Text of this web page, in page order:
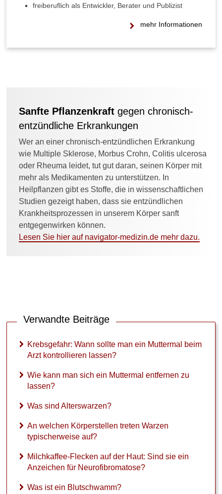
freiberuflich als Entwickler, Berater und Publizist
mehr Informationen
Sanfte Pflanzenkraft gegen chronisch-
entzündliche Erkrankungen
Wer an einer chronisch-entzündlichen Erkrankung
wie Multiple Sklerose, Morbus Crohn, Colitis ulcerosa
oder Rheuma leidet, tut gut daran, seinen Körper mit
mehr als Medikamenten zu unterstützen. In
Heilpflanzen gibt es Stoffe, die in wissenschaftlichen
Studien gezeigt haben, dass sie entzündlichen
Krankheitsprozessen in unserem Körper sanft
entgegenwirken können.
Lesen Sie hier auf navigator-medizin.de mehr dazu.
Verwandte Beiträge
Krebsgefahr: Wann sollte man ein Muttermal beim
Arzt kontrollieren lassen?
Wie kann man sich ein Muttermal entfernen zu
lassen?
Was sind Alterswarzen?
An welchen Körperstellen treten Warzen
typischerweise auf?
Milchkaffee-Flecken auf der Haut: Sind sie ein
Anzeichen für Neurofibromatose?
Was ist ein Blutschwamm?
e
n
e
z
u
l
s
e
n
?
W
l
e
r
w
r
z
e
?
n
w
l